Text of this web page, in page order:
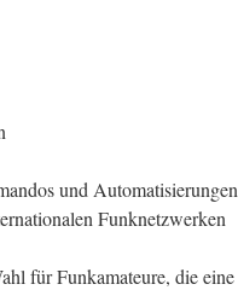
und Automatisierungen
Funknetzwerken
für Funkamateure, die